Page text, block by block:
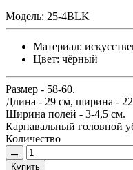
Модель: 25-4BLK
Материал:
Цвет: чёрный
Размер - 58-60.
Длина - 29 см, ширина -
Ширина полей - 3-4,5 см.
Карнавальный головной
Количество
Купить